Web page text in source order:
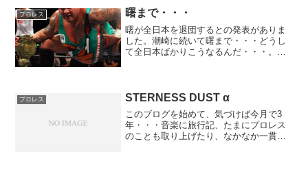
くぶれることなく、一貫して己のスタイ
ルを貫いているの...
プロレス 曙まで・・・
曙が全日本を退団するとの発表がありま
した。潮崎に続いて曙まで・・・どうし
て全日本ばかりこうなるんだ・・・。世
本を代表するプロレス団体...
プロレス STERNESS DUST α
このブログを始めて、気づけば今月で3
年・・・音楽に旅行記、たまにプロレス
のことも取り上げたり、なかなか一貫性